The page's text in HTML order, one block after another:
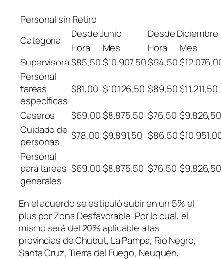
Personal sin Retiro
Categoría
Desde Junio
Desde Diciembre
Hora
Mes Hora
Mes
Supervisora$85,50$10.907,50$94,50
Personal
tareas
específicas
$81,00 $10.126,50 $89,50$11.211,50
Caseros $69,00$8.875,50 $76,50 $9.826,50
Cuidado de
personas
$78,00 $9.891,50 $86,50
Personal
para tareas
generales
$69,00$8.875,50 $76,50 $9.826,50
En el acuerdo se estipuló subir en un 5% el
plus por Zona Desfavorable. Por lo cual, el
mismo será del 20% aplicable a las
provincias de Chubut, La Pampa, Río Negro,
Santa Cruz, Tierra del Fuego, Neuquén,